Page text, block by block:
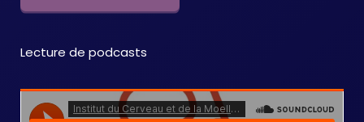
Lecture de podcasts